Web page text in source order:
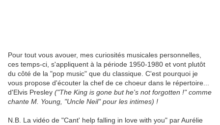
Pour tout vous avouer, mes curiosités musicales personnelles,
ces temps-ci, s'appliquent à la période 1950-1980 et vont plutôt
du côté de la "pop music" que du classique. C'est pourquoi je
vous propose d'écouter la chef de ce choeur dans le répertoire...
d'Elvis Presley ("The King is gone but he's not forgotten !" comme
chante M. Young, "Uncle Neil" pour les intimes) !
N.B. La vidéo de "Cant' help falling in love with you" par Aurélie